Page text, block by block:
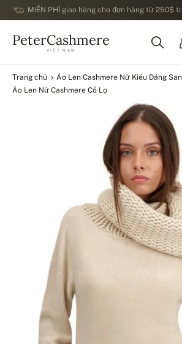
MIỄN PHÍ giao hàng cho đơn hàng từ 250$
PeterCashmere
VIỆT NAM
Trang chủ
Áo Len Cashmere Nữ Kiểu Dáng
Áo Len Nữ Cashmere Cổ Lọ